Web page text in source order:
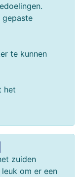
gepaste
te kunnen
het
zuiden
om er een